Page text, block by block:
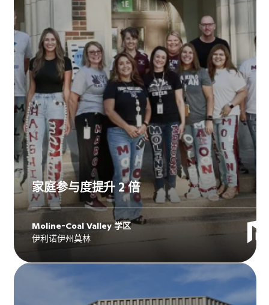
家庭参与度提升 2 倍
Moline-Coal Valley 学区
伊利诺伊州莫林
Explore Moline-Coal Valley 学区
story